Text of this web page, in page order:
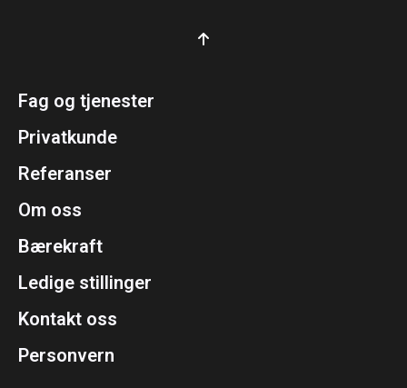
Fag og tjenester
Privatkunde
Referanser
Om oss
Bærekraft
Ledige stillinger
Kontakt oss
Personvern